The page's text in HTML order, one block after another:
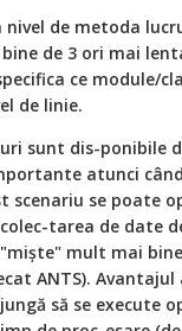
nivel de metoda
de 3 ori mai
ce module/
de linie.
sunt dis-ponibile
atunci
scenariu se poate
tarea de date
mult mai
ANTS).
să se execute